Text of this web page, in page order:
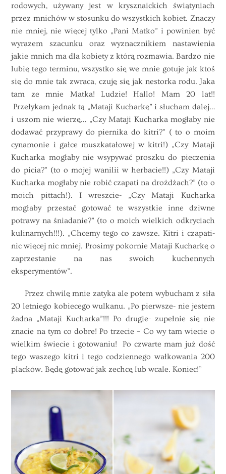
rodowych, używany jest w krysznaickich świątyniach
przez mnichów w stosunku do wszystkich kobiet. Znaczy
nie mniej, nie więcej tylko „Pani Matko” i powinien być
wyrazem szacunku oraz wyznacznikiem nastawienia
jakie mnich ma dla kobiety z którą rozmawia. Bardzo nie
lubię tego terminu, wszystko się we mnie gotuje jak ktoś
się do mnie tak zwraca, czuję się jak nestorka rodu. Jaka
tam ze mnie Matka! Ludzie! Hallo! Mam 20 lat!!
Przełykam jednak tą „Mataji Kucharkę” i słucham dalej…
i uszom nie wierzę… „Czy Mataji Kucharka mogłaby nie
dodawać przyprawy do piernika do kitri?” ( to o moim
cynamonie i gałce muszkatałowej w kitri!) „Czy Mataji
Kucharka mogłaby nie wsypywać proszku do pieczenia
do picia?” (to o mojej wanilii w herbacie!!) „Czy Mataji
Kucharka mogłaby nie robić czapati na drożdżach?” (to o
moich pittach!). I wreszcie- „Czy Mataji Kucharka
mogłaby przestać gotować te wszystkie inne dziwne
potrawy na śniadanie?” (to o moich wielkich odkryciach
kulinarnych!!!). „Chcemy tego co zawsze. Kitri i czapati-
nic więcej nic mniej. Prosimy pokornie Mataji Kucharkę o
zaprzestanie na nas swoich kuchennych
eksperymentów”.
Przez chwilę mnie zatyka ale potem wybucham z siła
20 letniego kobiecego wulkanu. „Po pierwsze- nie jestem
żadna „Mataji Kucharka”!!! Po drugie- zupełnie się nie
znacie na tym co dobre! Po trzecie – Co wy tam wiecie o
wielkim świecie i gotowaniu! Po czwarte mam już dość
tego waszego kitri i tego codziennego wałkowania 200
placków. Będę gotować jak zechcę lub wcale. Koniec!”